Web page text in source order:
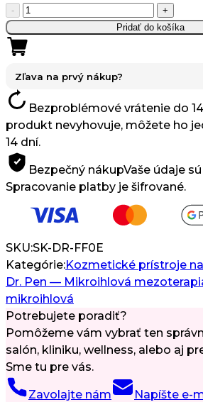
-
množstvo
Pen
Ultima
X5-
Mikroihličková
Mezoterapia
+
Pridať do košíka
Zľava na prvý nákup?
Bezproblémové vrátenie do
produkt nevyhovuje, môžete ho
14 dní.
Bezpečný nákupVaše údaje
Spracovanie platby je šifrované.
SKU:SK-DR-FF0E
Kategórie:Kozmetické prístroje
Dr. Pen — Mikroihlová
mikroihlová
Potrebujete poradiť?
Pomôžeme vám vybrať ten
salón, kliniku, wellness, alebo aj
Sme tu pre vás.
Zavolajte nám Napíšte e-